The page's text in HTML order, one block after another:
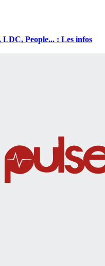
LDC, People... : Les infos